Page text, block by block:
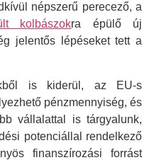
népszerű perecező, a
kolbászokra épülő új
jelentős lépéseket tett a
is kiderül, az EU-s
pénzmennyiség, és
vállalattal is tárgyalunk,
potenciállal rendelkező
finanszírozási forrást